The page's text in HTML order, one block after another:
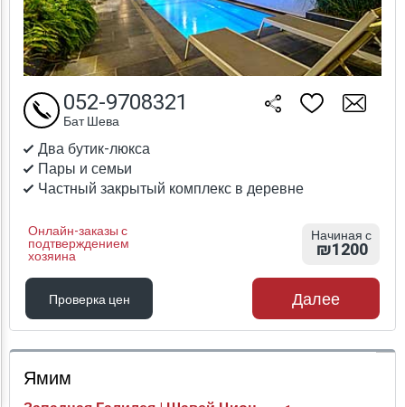
Два бутик-люкса
Пары и семьи
Частный закрытый комплекс в деревне
Онлайн-заказы с
подтверждением
хозяина
052-9708321
Бат Шева
Начиная с
₪1200
Проверка цен
Проверка цен
Далее
Ямим